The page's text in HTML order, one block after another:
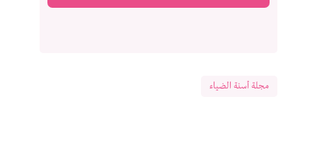
مجلة أسنة الضياء